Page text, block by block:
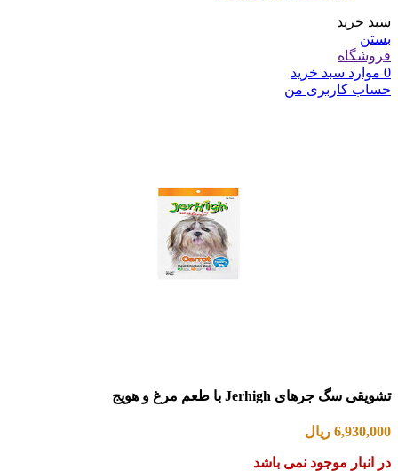
سبد خرید
بستن
فروشگاه
0 موارد سبد خرید
حساب کاربری من
تشویقی سگ جرهای Jerhigh با طعم مرغ و هویج
6,930,000 ریال
در انبار موجود نمی باشد